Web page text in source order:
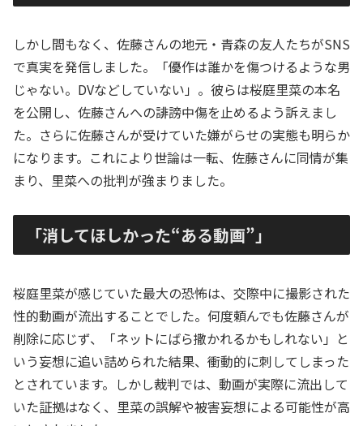
しかし間もなく、佐藤さんの地元・青森の友人たちがSNS
で真実を発信しました。「優作は誰かを傷つけるような男
じゃない。DVなどしていない」。彼らは桜庭里菜の本名
を公開し、佐藤さんへの誹謗中傷を止めるよう訴えまし
た。さらに佐藤さんが受けていた嫌がらせの実態も明らか
になります。これにより世論は一転、佐藤さんに同情が集
まり、里菜への批判が強まりました。
「消してほしかった“ある動画”」
桜庭里菜が感じていた最大の恐怖は、交際中に撮影された
性的動画が流出することでした。何度頼んでも佐藤さんが
削除に応じず、「ネットにばら撒かれるかもしれない」と
いう妄想に追い詰められた結果、衝動的に刺してしまった
とされています。しかし裁判では、動画が実際に流出して
いた証拠はなく、里菜の誤解や被害妄想による可能性が高